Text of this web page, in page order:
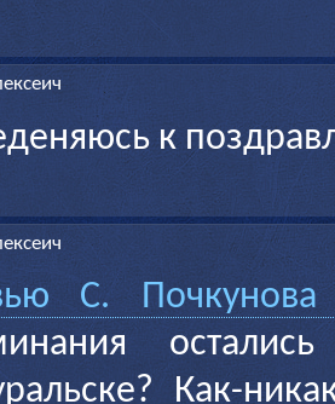
к
С.
Как-